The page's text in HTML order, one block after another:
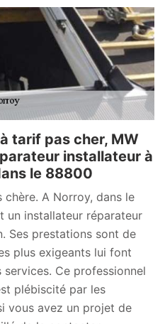
tarif pas cher, MW
installateur à
le 88800
chère. A Norroy, dans le
un installateur réparateur
Ses prestations sont de
plus exigeants lui font
Ce professionnel
plébiscité par les
vous avez un projet de